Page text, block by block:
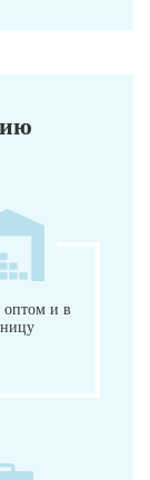
оптом и в